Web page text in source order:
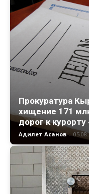
Прокуратура
хищение 171
дорог к
Адилет Асанов -